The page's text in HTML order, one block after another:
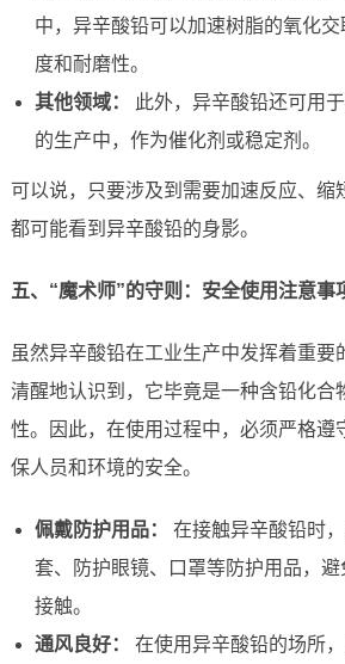
中，异辛酸铅可以加速树脂的氧化
度和耐磨性。
其他领域：
此外，异辛酸铅还可用
的生产中，作为催化剂或稳定剂。
可以说，只要涉及到需要加速反应、缩
都可能看到异辛酸铅的身影。
五、“魔术师”的守则：安全使用注意事
虽然异辛酸铅在工业生产中发挥着重要
清醒地认识到，它毕竟是一种含铅化合
性。因此，在使用过程中，必须严格遵
保人员和环境的安全。
佩戴防护用品：
在接触异辛酸铅时
套、防护眼镜、口罩等防护用品，
接触。
通风良好：
在使用异辛酸铅的场所